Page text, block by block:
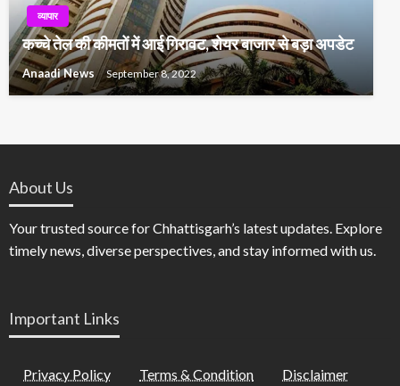
व्यापार
कच्चे तेल की कीमतों में आई गिरावट, शेयर बाजार से बड़ा अपडेट
Anaadi News September 8, 2022
About Us
Your trusted source for Chhattisgarh’s latest updates. Explore
timely news, diverse perspectives, and stay informed with us.
Important Links
Privacy Policy Terms & Condition Disclaimer